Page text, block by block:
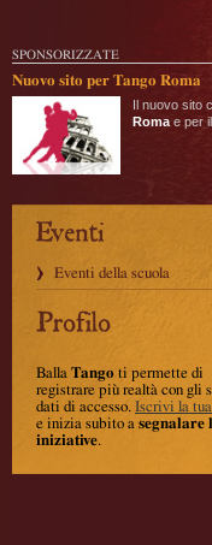
SPONSORIZZATE
Nuovo sito per Tango Roma
Il nuovo sito
Roma e per il
Eventi della scuola
Balla Tango ti permette di
registrare più realtà con gli
dati di accesso. Iscrivi la tua
e inizia subito a segnalare
iniziative.